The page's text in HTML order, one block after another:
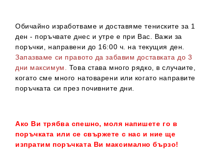
Обичайно изработваме и доставяме тениските за 1
ден - поръчвате днес и утре е при Вас. Важи за
поръчки, направени до 16:00 ч. на текущия ден.
Запазваме си правото да забавим доставката до 3
дни максимум.
Това става много рядко, в случаите,
когато сме много натоварени или когато направите
поръчката си през почивните дни.
Ако Ви трябва спешно, моля напишете го в
поръчката или се свържете с нас и ние ще
изпратим поръчката Ви максимално бързо!